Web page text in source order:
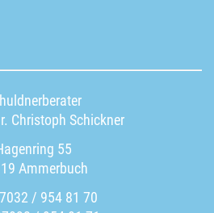
Christoph Schickner
55
Ammerbuch
/ 954 81 70